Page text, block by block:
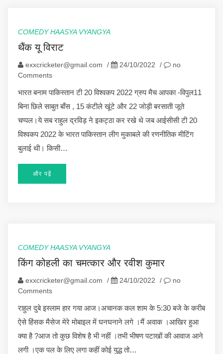
COMEDY HAASYA VYANGYA
थैंक यू विराट
exxcricketer@gmail.com / 24/10/2022 /
no
Comments
भारत बनाम पाकिस्तान टी 20 विश्वकप 2022 ग्रुप मैच आपका -विपुल11
बिना छिले साबुत बाँस , 15 कंटीले खूंटे और 22 जोड़ी बरसाती जूते
चप्पल।ये सब राहुल द्रविड़ ने इकट्ठा कर रखे थे जब आईसीसी टी 20
विश्वकप 2022 के भारत पाकिस्तान लीग मुकाबले की रणनीतिक मीटिंग
बुलाई थी। किसी…
और पढ़ें
COMEDY HAASYA VYANGYA
किंग कोहली का चमत्कार और रवीश कुमार
exxcricketer@gmail.com / 24/10/2022 /
no
Comments
राहुल दुबे इस्लाम हार गया आज।अचानक कल शाम के 5:30 बजे के करीब
ऐसे हिंसक मैसेज मेरे मोबाइल में घनघनाने लगे ।मैं अवाक ।आखिर हुआ
क्या है ?आज तो कुछ विशेष है भी नहीं ।तभी भीषण पटाखों की आवाज आने
लगी ।एक पल के लिए लगा कहीं कोई युद्ध तो…